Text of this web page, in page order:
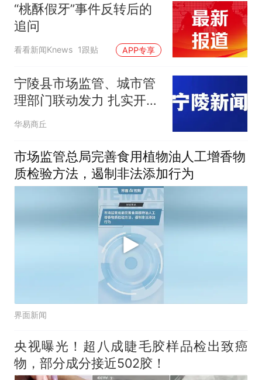
“桃酥假牙”事件反转后的
追问
看看新闻Knews 1跟贴 APP专享
宁陵县市场监管、城市管
理部门联动发力 扎实开展
夜市摊点专项整治工作
华易商丘
市场监管总局完善食用植物油人工增香物
质检验方法，遏制非法添加行为
界面新闻
央视曝光！超八成睫毛胶样品检出致癌
物，部分成分接近502胶！